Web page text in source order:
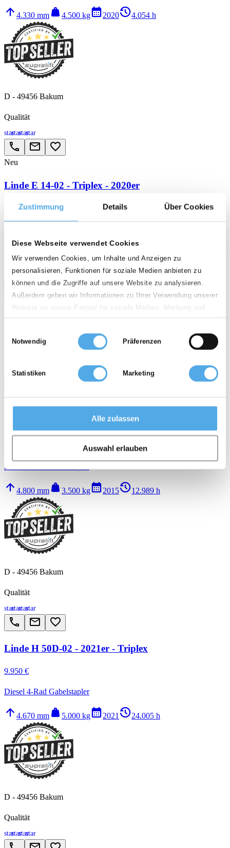
Zustimmung Details Über Cookies
Diese Webseite verwendet Cookies
Wir verwenden Cookies, um Inhalte und Anzeigen zu
personalisieren, Funktionen für soziale Medien anbieten zu
können und die Zugriffe auf unsere Website zu analysieren.
Außerdem geben wir Informationen zu Ihrer Verwendung unserer
Website an unsere Partner für soziale Medien, Werbung und
Analysen weiter. Unsere Partner führen diese Informationen
möglicherweise mit weiteren Daten zusammen, die Sie ihnen
bereitgestellt haben oder die sie im Rahmen Ihrer Nutzung der
Notwendig Präferenzen
Statistiken Marketing
Alle zulassen
Auswahl erlauben
arrow_upward 4.330 mm weight 4.500 kgcalendar_month2020history_24.054 h
D - 49456 Bakum
Qualität
starstarstarstar
call email favorite_border
Neu
Linde E 14-02 - Triplex - 2020er
6.950 €
arrow_upward weight calendar_month history_2
starstarstarstar
Neu
Linde H 35D-02 - Triplex
Diesel 4-Rad Gabelstapler
arrow_upward 4.800 mm weight 3.500 kgcalendar_month2015history_212.989 h
D - 49456 Bakum
Qualität
starstarstarstar
call email favorite_border
Linde H 50D-02 - 2021er - Triplex
9.950 €
Diesel 4-Rad Gabelstapler
arrow_upward 4.670 mm weight 5.000 kgcalendar_month2021history_224.005 h
D - 49456 Bakum
Qualität
starstarstarstar